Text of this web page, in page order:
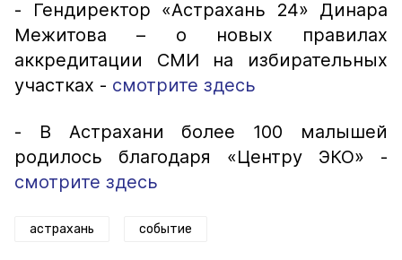
- Гендиректор «Астрахань 24» Динара
Межитова – о новых правилах
аккредитации СМИ на избирательных
участках - смотрите здесь
- В Астрахани более 100 малышей
родилось благодаря «Центру ЭКО» -
смотрите здесь
астрахань событие